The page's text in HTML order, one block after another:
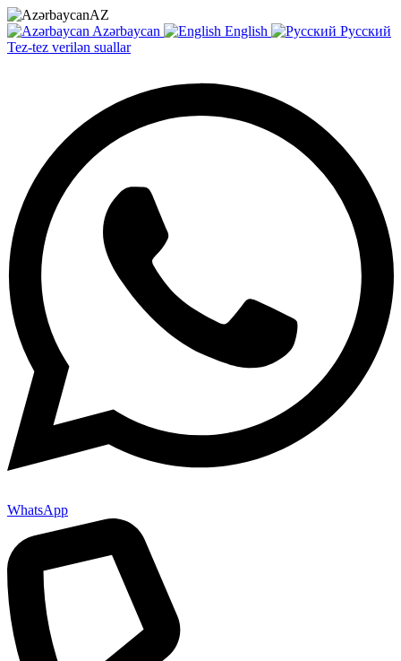
AZ
Azərbaycan
English
Русский
Tez-tez verilən suallar
WhatsApp